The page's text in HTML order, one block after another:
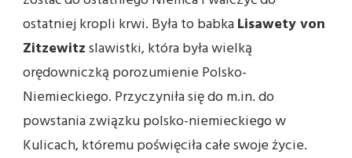
ostatniej kropli krwi. Była to babkaLisawety von
Zitzewitzslawistki, która była wielką
orędowniczką porozumienie Polsko-
Niemieckiego. Przyczyniła się do m.in. do
powstania związku polsko-niemieckiego w
Kulicach, któremu poświęciła całe swoje życie.